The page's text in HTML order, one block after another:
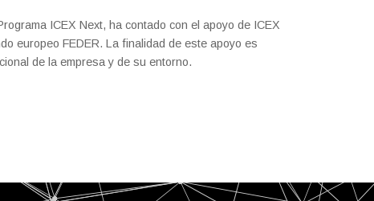
ICEX Next, ha contado con el apoyo de ICEX
europeo FEDER. La finalidad de este apoyo es
de la empresa y de su entorno.